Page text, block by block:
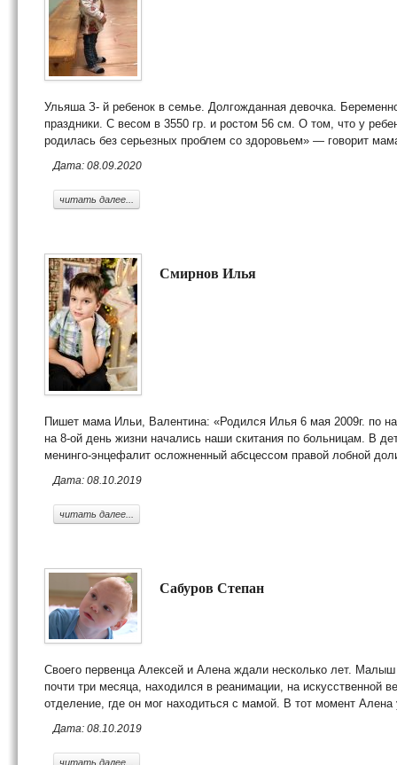
Ульяша З- й ребенок в семье. Долгожданная девочка.
праздники. С весом в 3550 гр. и ростом 56 см. О том, что у
родилась без серьезных проблем со здоровьем» — говорит
Дата: 08.09.2020
читать далее...
Смирнов Илья
Пишет мама Ильи, Валентина: «Родился Илья 6 мая 2009г. по
на 8-ой день жизни начались наши скитания по больницам. В
менинго-энцефалит осложненный абсцессом правой лобной
Дата: 08.10.2019
читать далее...
Сабуров Степан
Своего первенца Алексей и Алена ждали несколько лет.
почти три месяца, находился в реанимации, на искусственной
отделение, где он мог находиться с мамой. В тот момент
Дата: 08.10.2019
читать далее...